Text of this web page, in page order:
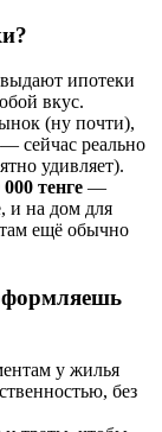
ипотеки
вкус.
(ну почти),
сейчас реально
удивляет).
тенге —
и на дом для
ещё обычно
у жилья
без